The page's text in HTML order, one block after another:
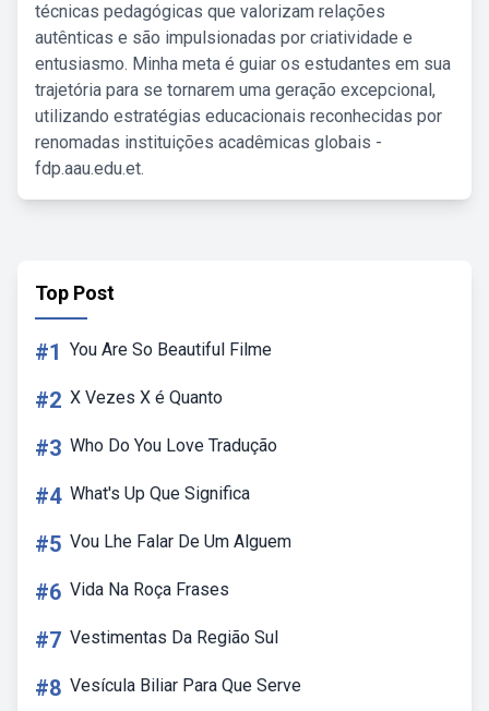
técnicas pedagógicas que valorizam relações
autênticas e são impulsionadas por criatividade e
entusiasmo. Minha meta é guiar os estudantes em sua
trajetória para se tornarem uma geração excepcional,
utilizando estratégias educacionais reconhecidas por
renomadas instituições acadêmicas globais -
fdp.aau.edu.et.
Top Post
#1 You Are So Beautiful Filme
#2 X Vezes X é Quanto
#3 Who Do You Love Tradução
#4 What's Up Que Significa
#5 Vou Lhe Falar De Um Alguem
#6 Vida Na Roça Frases
#7 Vestimentas Da Região Sul
#8 Vesícula Biliar Para Que Serve